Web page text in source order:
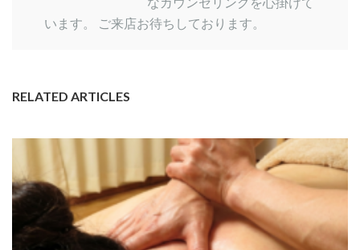
います。 ご来店お待ちしております。
RELATED ARTICLES